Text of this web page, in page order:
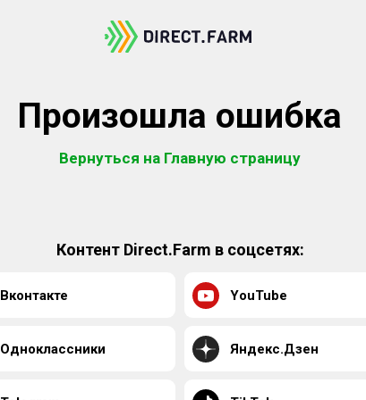
Произошла ошибка
Вернуться на Главную страницу
Контент Direct.Farm в соцсетях:
Вконтакте YouTube
Одноклассники Яндекс.Дзен